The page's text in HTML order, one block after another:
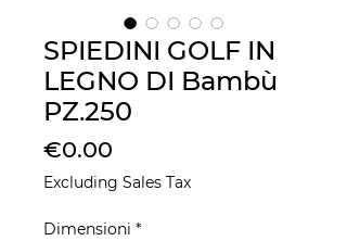
SPIEDINI GOLF IN
LEGNO DI Bambù
PZ.250
€0.00
Excluding Sales Tax
Dimensioni *